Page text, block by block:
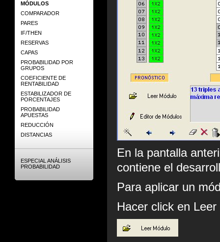
MÓDULOS
COMPARADOR
PARES
IF/THEN
RESERVAS
CAPAS
PROBABILIDAD POR
GRUPOS
COEFICIENTE DE
RENTABILIDAD
ESTABILIZADOR DE
PORCENTAJES
PROBABILIDAD
APUESTAS
REDUCCIÓN
DISTANCIAS
ESPECIAL ANÁLISIS
PROBABILIDAD
En la pantalla
contiene el
Para aplicar un
Hacer click en Leer